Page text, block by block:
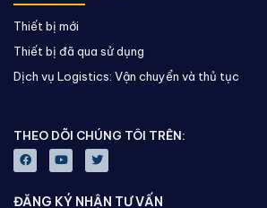
Thiết bị mới
Thiết bị đã qua sử dụng
Dịch vụ Logistics: Vận chuyển và thủ tục
THEO DÕI CHÚNG TÔI TRÊN:
ĐĂNG KÝ NHẬN TƯ VẤN